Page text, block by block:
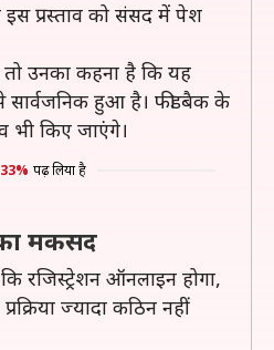
प्रस्ताव को संसद में पेश
तो उनका कहना है कि यह
सार्वजनिक हुआ है। फीडबैक के
किए जाएंगे।
33% पढ़ लिया है
का मकसद
रजिस्ट्रेशन ऑनलाइन होगा,
ज्यादा कठिन नहीं